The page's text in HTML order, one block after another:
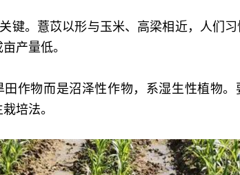
键。薏苡以形与玉米、高梁相近，人们
产量低。
田作物而是沼泽性作物，系湿生性植物
培法。